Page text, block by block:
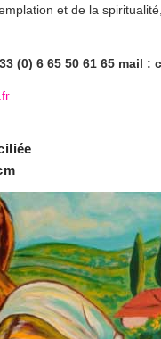
et de la
(0) 6 65 50 61 65 mail